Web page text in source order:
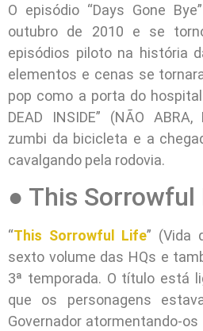
O episódio “Days Gone
outubro de 2010 e se
episódios piloto na história
elementos e cenas se
pop como a porta do hospital
DEAD INSIDE” (NÃO ABRA,
zumbi da bicicleta e a
cavalgando pela rodovia.
● This Sorrowful
“This Sorrowful Life” (Vida
sexto volume das HQs e
3ª temporada. O título está
que os personagens
Governador atormentando-